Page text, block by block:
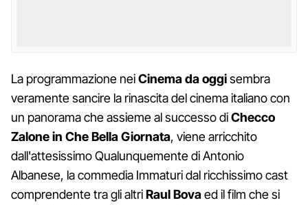
La programmazione neiCinema da oggisembra
veramente sancire la rinascita del cinema italiano con
un panorama che assieme al successo diChecco
Zalone in Che Bella Giornata, viene arricchito
dall'attesissimo Qualunquemente di Antonio
Albanese, la commedia Immaturi dal ricchissimo cast
comprendente tra gli altriRaul Bovaed il film che si